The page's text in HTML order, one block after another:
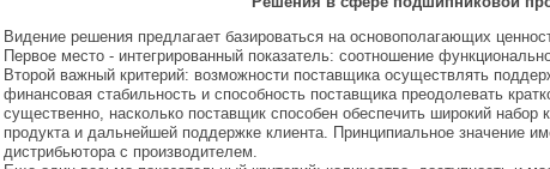
Видение решения предлагает базироваться на основополагающих
Первое место - интегрированный показатель: соотношение
Второй важный критерий: возможности поставщика осуществлять
финансовая стабильность и способность поставщика преодолевать
существенно, насколько поставщик способен обеспечить широкий
продукта и дальнейшей поддержке клиента. Принципиальное значение
дистрибьютора с производителем.